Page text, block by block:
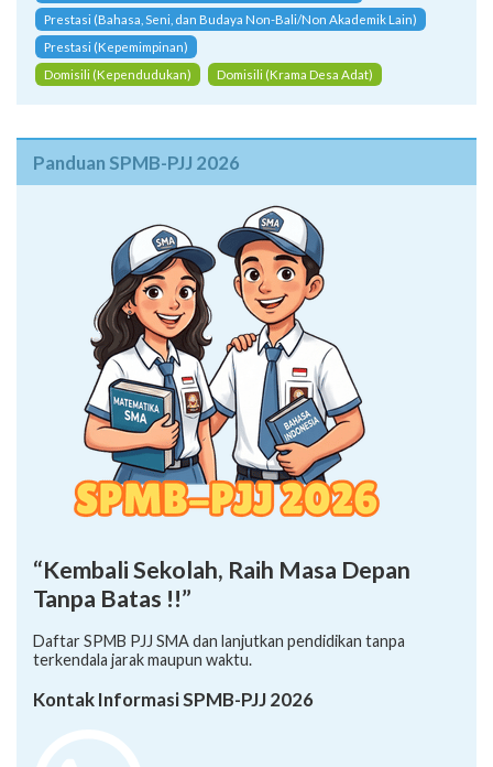
Prestasi (Bahasa, Seni, dan Budaya Non-Bali/Non Akademik Lain)
Prestasi (Kepemimpinan)
Domisili (Kependudukan)
Domisili (Krama Desa Adat)
Panduan SPMB-PJJ 2026
“Kembali Sekolah, Raih Masa Depan
Tanpa Batas !!”
Daftar SPMB PJJ SMA dan lanjutkan pendidikan tanpa
terkendala jarak maupun waktu.
Kontak Informasi SPMB-PJJ 2026